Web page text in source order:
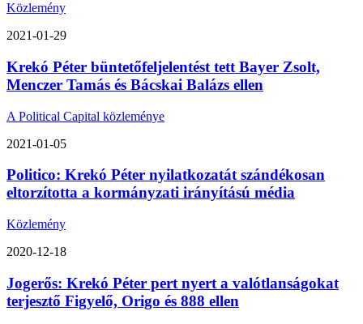
Közlemény
2021-01-29
Krekó Péter büntetőfeljelentést tett Bayer Zsolt,
Menczer Tamás és Bácskai Balázs ellen
A Political Capital közleménye
2021-01-05
Politico: Krekó Péter nyilatkozatát szándékosan
eltorzította a kormányzati irányítású média
Közlemény
2020-12-18
Jogerős: Krekó Péter pert nyert a valótlanságokat
terjesztő Figyelő, Origo és 888 ellen